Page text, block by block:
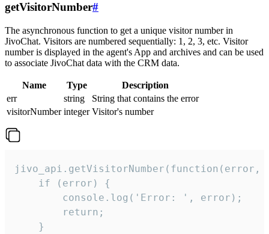
getVisitorNumber#
The asynchronous function to get a unique visitor number in
JivoChat. Visitors are numbered sequentially: 1, 2, 3, etc. Visitor
number is displayed in the agent's App and archives and can be used
to associate JivoChat data with the CRM data.
Name Type
Description
err
string
String that contains the error
visitorNumber integer Visitor's number
jivo_api.getVisitorNumber(function(error,
    if (error) {
        console.log('Error: ', error);
        return;
    }